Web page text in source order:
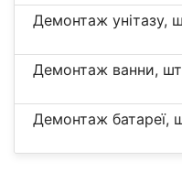
Демонтаж унітазу,
Демонтаж ванни,
Демонтаж батареї,